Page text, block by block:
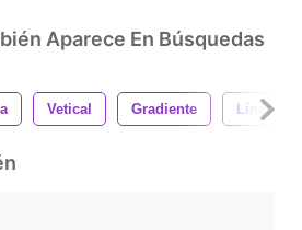
Aparece En Búsquedas
Vetical Gradiente Líneas